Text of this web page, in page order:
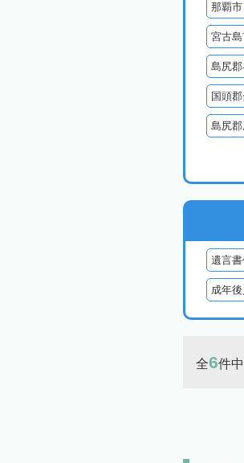
那覇市
宮古
島尻
国頭
島尻
遺言
成年
全6件中